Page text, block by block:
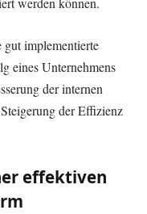
implementierte
eines Unternehmens
der internen
der Effizienz
effektiven